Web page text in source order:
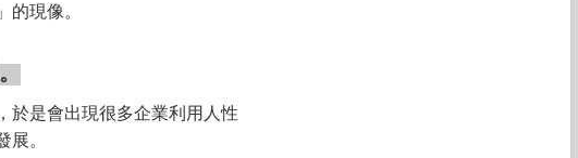
的現像。
於是會出現很多企業利用人性
展。